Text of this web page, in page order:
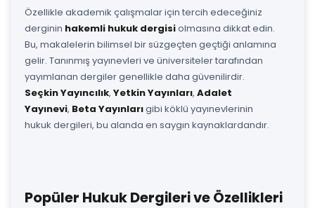
Özellikle akademik çalışmalar için tercih edeceğiniz
derginin hakemli hukuk dergisiolmasına dikkat edin.
Bu, makalelerin bilimsel bir süzgeçten geçtiği anlamına
gelir. Tanınmış yayınevleri ve üniversiteler tarafından
yayımlanan dergiler genellikle daha güvenilirdir.
Seçkin Yayıncılık, Yetkin Yayınları, Adalet
Yayınevi, Beta Yayınlarıgibi köklü yayınevlerinin
hukuk dergileri, bu alanda en saygın kaynaklardandır.
Popüler Hukuk Dergileri ve Özellikleri